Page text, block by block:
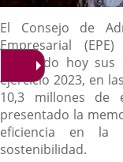
Descripción
El Consejo de
Empresarial
aprobado hoy
ejercicio 2023, en
10,3 millones de
presentado la
eficiencia en la
sostenibilidad.